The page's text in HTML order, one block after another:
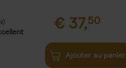
€ 37,50
Ajouter au panier